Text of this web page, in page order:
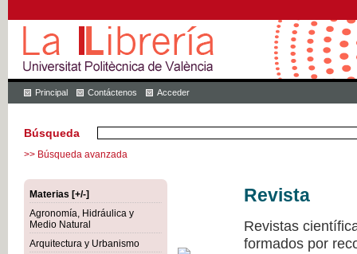
Principal Contáctenos Acceder
Búsqueda
>> Búsqueda avanzada
Materias [+/-]
Agronomía, Hidráulica y
Medio Natural
Arquitectura y Urbanismo
Revista
Revistas
formados por